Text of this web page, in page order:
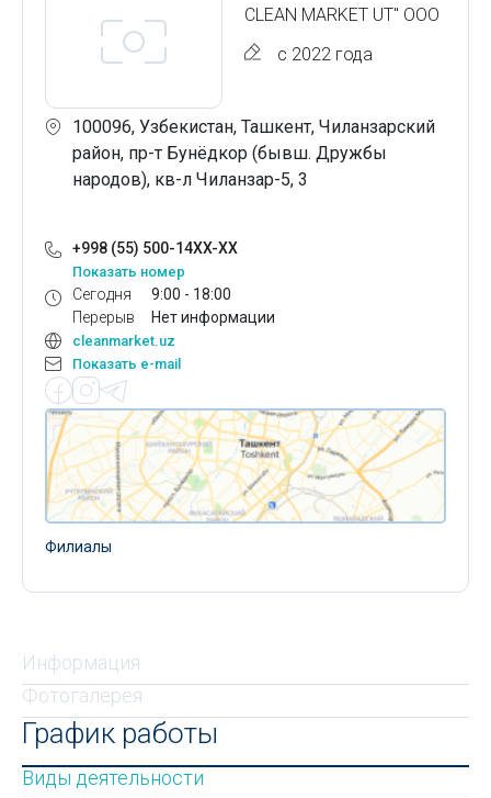
CLEAN MARKET UT" ООО
с 2022 года
100096, Узбекистан, Ташкент, Чиланзарский
район, пр-т Бунёдкор (бывш. Дружбы
народов), кв-л Чиланзар-5, 3
+998 (55) 500-14XX-XX
Показать номер
Сегодня
Перерыв
9:00 - 18:00
Нет информации
cleanmarket.uz
Показать e-mail
Филиалы
Информация
Фотогалерея
График работы
Виды деятельности